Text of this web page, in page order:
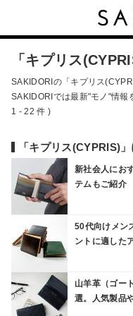
「キプリス
SAKIDORIの「キプリス
SAKIDORIでは最新"モノ"情報
1 - 22 件 )
「キプリス(CYPRIS)
新社会人にお
テムもご紹介
50代向けメン
ントに適した
山羊革（ゴー
選。人気製品